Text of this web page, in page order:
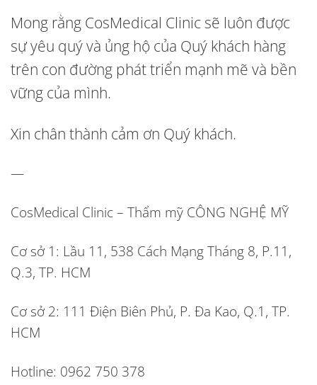
Mong rằng CosMedical Clinic sẽ luôn được
sự yêu quý và ủng hộ của Quý khách hàng
trên con đường phát triển mạnh mẽ và bền
vững của mình.
Xin chân thành cảm ơn Quý khách.
—
CosMedical Clinic – Thẩm mỹ CÔNG NGHỆ MỸ
Cơ sở 1: Lầu 11, 538 Cách Mạng Tháng 8, P.11,
Q.3, TP. HCM
Cơ sở 2: 111 Điện Biên Phủ, P. Đa Kao, Q.1, TP.
HCM
Hotline: 0962 750 378